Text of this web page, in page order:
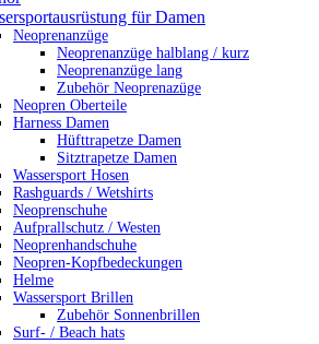
für Damen
Neoprenanzüge
Neoprenanzüge halblang / kurz
Neoprenanzüge lang
Zubehör Neoprenazüge
Neopren Oberteile
Harness Damen
Hüfttrapetze Damen
Sitztrapetze Damen
Wassersport Hosen
Rashguards / Wetshirts
Neoprenschuhe
Aufprallschutz / Westen
Neoprenhandschuhe
Neopren-Kopfbedeckungen
Helme
Wassersport Brillen
Zubehör Sonnenbrillen
Surf- / Beach hats